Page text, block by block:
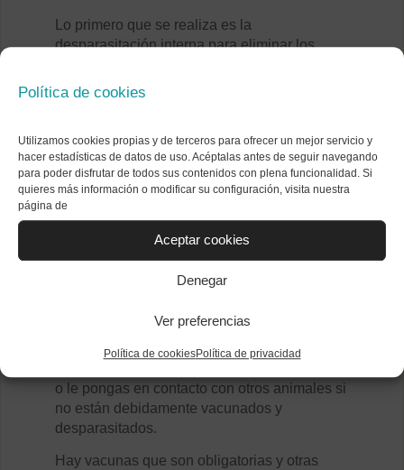
Política de cookies
Utilizamos cookies propias y de terceros para ofrecer un mejor servicio y
hacer estadísticas de datos de uso. Acéptalas antes de seguir navegando
para poder disfrutar de todos sus contenidos con plena funcionalidad. Si
quieres más información o modificar su configuración, visita nuestra
página de
Aceptar cookies
Denegar
Ver preferencias
Política de cookiesPolítica de privacidad
Lo primero que se realiza es la
desparasitación interna para eliminar los
digestivo y que por tanto pueden dañar la
tratamiento antiparasitario mensualmente, y
cuando llegue a la edad adulta será suficiente
con desparasitarlo cada tres meses. Después
de la primera desparasitación interna
comenzaremos con las vacunas.
Vacunación de los cachorros
inmaduro y corre el riesgo a contagiarse de
las enfermedades y patógenos de su entorno.
o le pongas en contacto con otros animales si
no están debidamente vacunados y
desparasitados.
Hay vacunas que son obligatorias y otras